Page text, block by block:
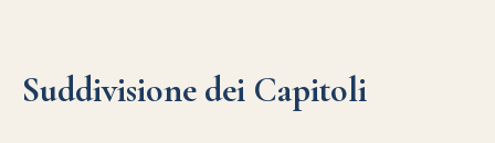
Suddivisione dei Capitoli